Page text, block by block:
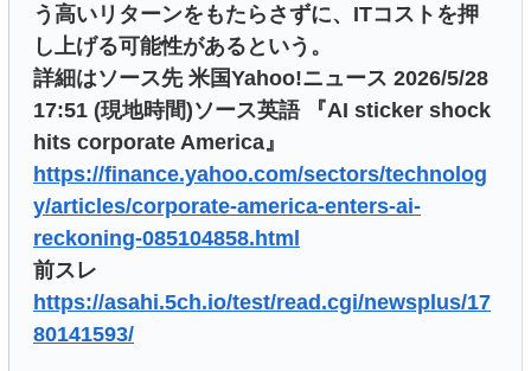
う高いリターンをもたらさずに、ITコストを押
し上げる可能性があるという。
詳細はソース先 米国Yahoo!ニュース 2026/5/28
17:51 (現地時間)ソース英語 『AI sticker shock
hits corporate America』
https://finance.yahoo.com/sectors/technolog
y/articles/corporate-america-enters-ai-
reckoning-085104858.html
前スレ
https://asahi.5ch.io/test/read.cgi/newsplus/17
80141593/